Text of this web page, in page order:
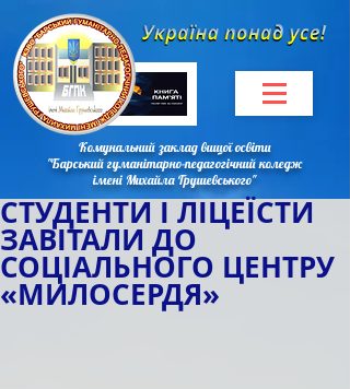
Комунальний заклад вищої освіти
"Барський гуманітарно-педагогічний коледж
імені Михайла Грушевського"
СТУДЕНТИ І ЛІЦЕЇСТИ
ЗАВІТАЛИ ДО
СОЦІАЛЬНОГО ЦЕНТРУ
«МИЛОСЕРДЯ»